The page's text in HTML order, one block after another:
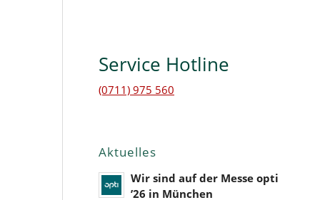
Service Hotline
(0711) 975 560
Aktuelles
Wir sind auf der Messe opti
’26 in München